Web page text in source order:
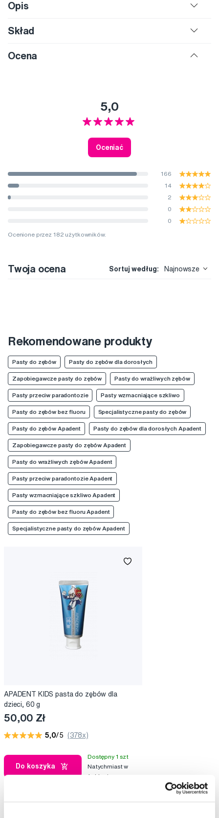
Opis
Skład
Ocena
5,0
Oceniać
166
14
2
0
0
Ocenione przez 182 użytkowników.
Twoja ocena Sortuj według: Najnowsze
Rekomendowane produkty
Pasty do zębów Pasty do zębów dla dorosłych
Zapobiegawcze pasty do zębów Pasty do wrażliwych zębów
Pasty przeciw paradontozie Pasty wzmacniające szkliwo
Pasty do zębów bez fluoru Specjalistyczne pasty do zębów
Pasty do zębów Apadent Pasty do zębów dla dorosłych Apadent
Zapobiegawcze pasty do zębów Apadent
Pasty do wrażliwych zębów Apadent
Pasty przeciw paradontozie Apadent
Pasty wzmacniające szkliwo Apadent
Pasty do zębów bez fluoru Apadent
Specjalistyczne pasty do zębów Apadent
APADENT KIDS pasta do zębów dla
dzieci, 60 g
50,00 Zł
5,0/5 (378x)
Do koszyka
Dostępny 1 szt
Natychmiast w
1 sklepie